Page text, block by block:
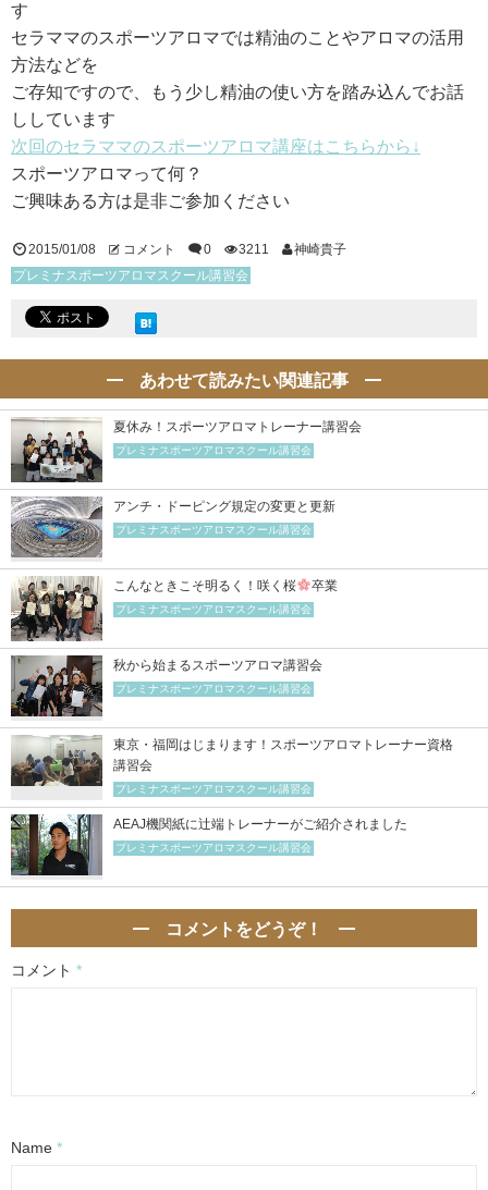
す
セラママのスポーツアロマでは精油のことやアロマの活用
方法などを
ご存知ですので、もう少し精油の使い方を踏み込んでお話
ししています
次回のセラママのスポーツアロマ講座はこちらから↓
スポーツアロマって何？
ご興味ある方は是非ご参加ください
2015/01/08 コメント 0 3211
神崎貴子
プレミナスポーツアロマスクール講習会
あわせて読みたい関連記事
夏休み！スポーツアロマトレーナー講習会
プレミナスポーツアロマスクール講習会
アンチ・ドーピング規定の変更と更新
プレミナスポーツアロマスクール講習会
こんなときこそ明るく！咲く桜 卒業
プレミナスポーツアロマスクール講習会
秋から始まるスポーツアロマ講習会
プレミナスポーツアロマスクール講習会
東京・福岡はじまります！スポーツアロマトレーナー資格
講習会
プレミナスポーツアロマスクール講習会
AEAJ機関紙に辻端トレーナーがご紹介されました
プレミナスポーツアロマスクール講習会
コメントをどうぞ！
コメント *
Name *